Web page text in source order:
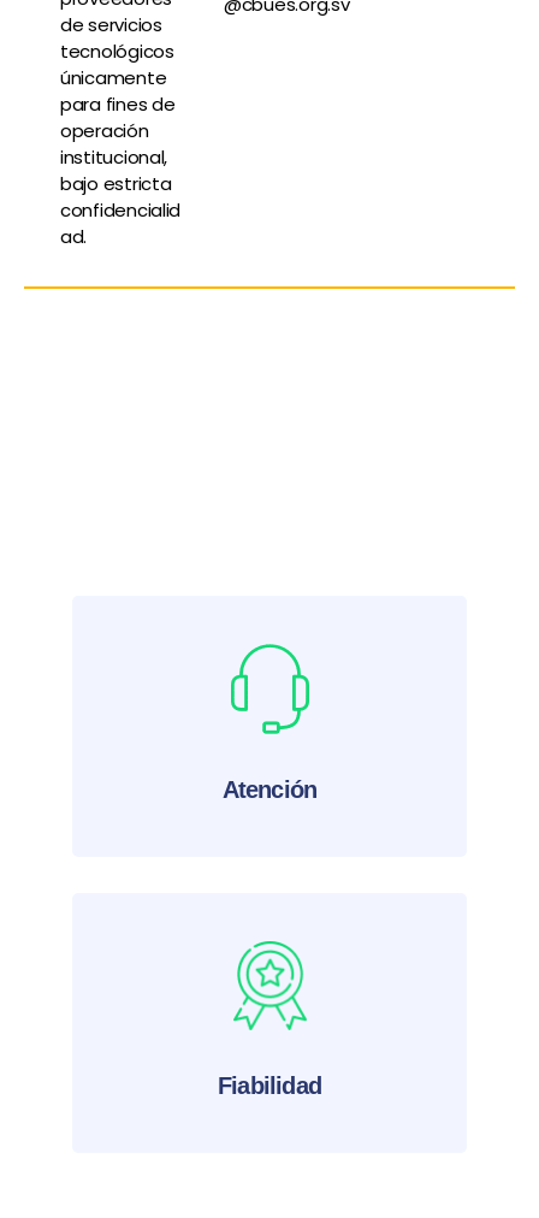
de servicios
tecnológicos
únicamente
para fines de
operación
institucional,
bajo estricta
confidencialid
ad.
Atención
Fiabilidad